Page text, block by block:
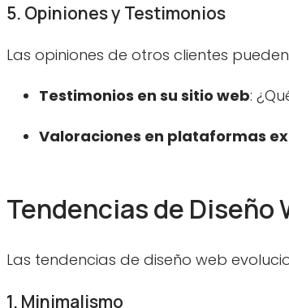
5. Opiniones y Testimonios
Las opiniones de otros clientes
Testimonios en su sitio web:
Valoraciones en plataformas
Tendencias de Diseño
Las tendencias de diseño web
1. Minimalismo